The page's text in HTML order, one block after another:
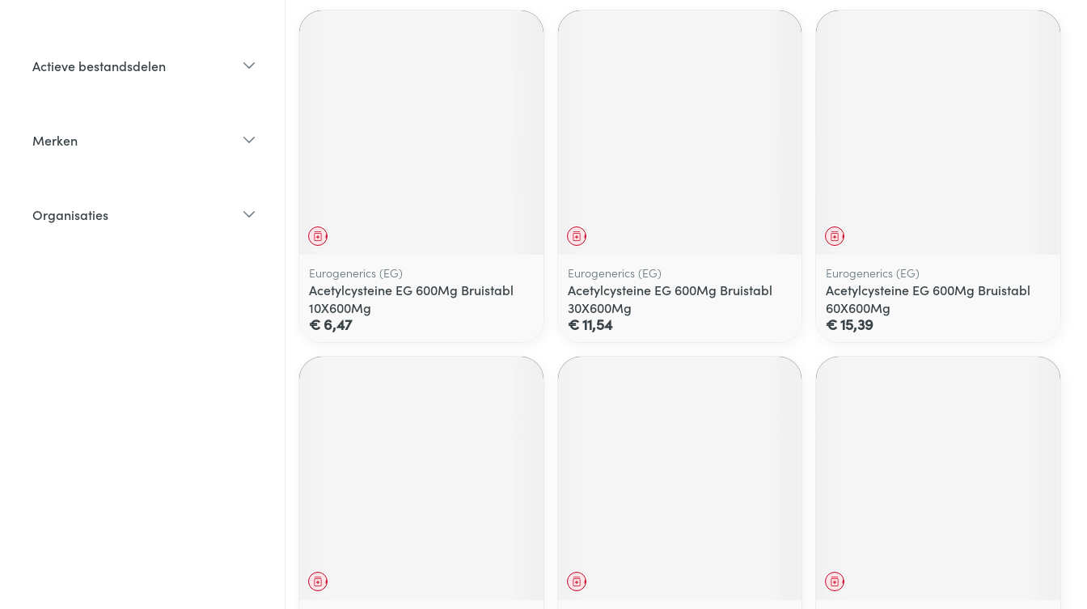
Actieve bestandsdelen
Merken
Organisaties
Geneesmiddel
Eurogenerics (EG)
Acetylcysteine EG 600Mg Bruistabl
10X600Mg
€ 6,47
Geneesmiddel
Eurogenerics (EG)
Acetylcysteine EG 600Mg Bruistabl
30X600Mg
€ 11,54
Geneesmiddel
Eurogenerics (EG)
Acetylcysteine EG 600Mg Bruistabl
60X600Mg
€ 15,39
Geneesmiddel Geneesmiddel Geneesmiddel